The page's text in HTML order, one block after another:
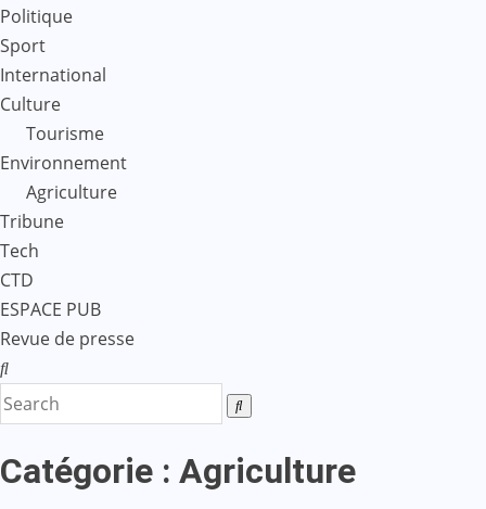
Politique
Sport
International
Culture
Tourisme
Environnement
Agriculture
Tribune
Tech
CTD
ESPACE PUB
Revue de presse
Catégorie : Agriculture